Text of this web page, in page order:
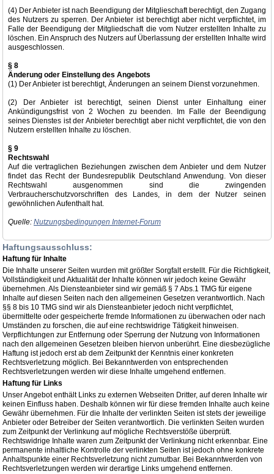
(4) Der Anbieter ist nach Beendigung der Mitglieschaft berechtigt, den Zugang
des Nutzers zu sperren. Der Anbieter ist berechtigt aber nicht verpflichtet, im
Falle der Beendigung der Mitgliedschaft die vom Nutzer erstellten Inhalte zu
löschen. Ein Anspruch des Nutzers auf Überlassung der erstellten Inhalte wird
ausgeschlossen.
§ 8
Änderung oder Einstellung des Angebots
(1) Der Anbieter ist berechtigt, Änderungen an seinem Dienst vorzunehmen.
(2) Der Anbieter ist berechtigt, seinen Dienst unter Einhaltung einer
Ankündigungsfrist von 2 Wochen zu beenden. Im Falle der Beendigung
seines Dienstes ist der Anbieter berechtigt aber nicht verpflichtet, die von den
Nutzern erstellten Inhalte zu löschen.
§ 9
Rechtswahl
Auf die vertraglichen Beziehungen zwischen dem Anbieter und dem Nutzer
findet das Recht der Bundesrepublik Deutschland Anwendung. Von dieser
Rechtswahl ausgenommen sind die zwingenden
Verbraucherschutzvorschriften des Landes, in dem der Nutzer seinen
gewöhnlichen Aufenthalt hat.
Quelle: Nutzungsbedingungen Internet-Forum
Haftungsausschluss:
Haftung für Inhalte
Die Inhalte unserer Seiten wurden mit größter Sorgfalt erstellt. Für die Richtigkeit,
Vollständigkeit und Aktualität der Inhalte können wir jedoch keine Gewähr
übernehmen. Als Diensteanbieter sind wir gemäß § 7 Abs.1 TMG für eigene
Inhalte auf diesen Seiten nach den allgemeinen Gesetzen verantwortlich. Nach
§§ 8 bis 10 TMG sind wir als Diensteanbieter jedoch nicht verpflichtet,
übermittelte oder gespeicherte fremde Informationen zu überwachen oder nach
Umständen zu forschen, die auf eine rechtswidrige Tätigkeit hinweisen.
Verpflichtungen zur Entfernung oder Sperrung der Nutzung von Informationen
nach den allgemeinen Gesetzen bleiben hiervon unberührt. Eine diesbezügliche
Haftung ist jedoch erst ab dem Zeitpunkt der Kenntnis einer konkreten
Rechtsverletzung möglich. Bei Bekanntwerden von entsprechenden
Rechtsverletzungen werden wir diese Inhalte umgehend entfernen.
Haftung für Links
Unser Angebot enthält Links zu externen Webseiten Dritter, auf deren Inhalte wir
keinen Einfluss haben. Deshalb können wir für diese fremden Inhalte auch keine
Gewähr übernehmen. Für die Inhalte der verlinkten Seiten ist stets der jeweilige
Anbieter oder Betreiber der Seiten verantwortlich. Die verlinkten Seiten wurden
zum Zeitpunkt der Verlinkung auf mögliche Rechtsverstöße überprüft.
Rechtswidrige Inhalte waren zum Zeitpunkt der Verlinkung nicht erkennbar. Eine
permanente inhaltliche Kontrolle der verlinkten Seiten ist jedoch ohne konkrete
Anhaltspunkte einer Rechtsverletzung nicht zumutbar. Bei Bekanntwerden von
Rechtsverletzungen werden wir derartige Links umgehend entfernen.